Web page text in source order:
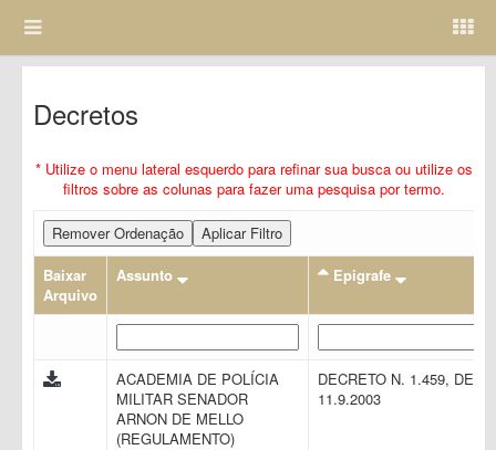
Decretos
* Utilize o menu lateral esquerdo para refinar sua busca ou utilize os
filtros sobre as colunas para fazer uma pesquisa por termo.
Remover Ordenação
Aplicar Filtro
Baixar
Arquivo
Assunto Epigrafe
ACADEMIA DE POLÍCIA
MILITAR SENADOR
ARNON DE MELLO
(REGULAMENTO)
DECRETO N. 1.459, DE
11.9.2003